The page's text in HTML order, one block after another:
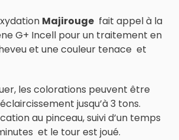
Majirouge fait appel à la
G+ Incell pour un traitement en
et une couleur tenace et
les colorations peuvent être
jusqu’à 3 tons.
au pinceau, suivi d’un temps
et le tour est joué.